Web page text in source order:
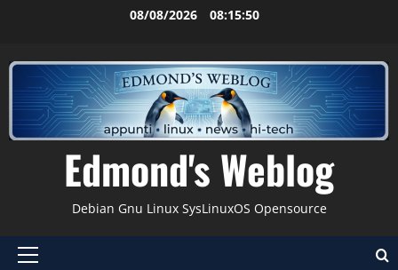
08/08/2026 08:15:51
Edmond's Weblog
Debian Gnu Linux SysLinuxOS Opensource
Menu